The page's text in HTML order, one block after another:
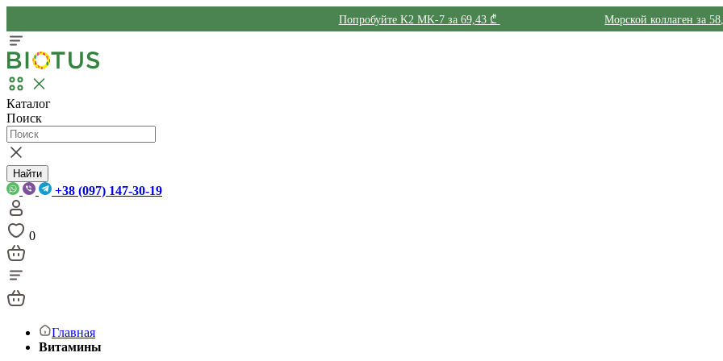
Попробуйте K2 MK-7 за 69,43 ₾ Морской коллаген за
Каталог
Поиск
Найти
+38 (097) 147-30-19
0
Главная
Витамины